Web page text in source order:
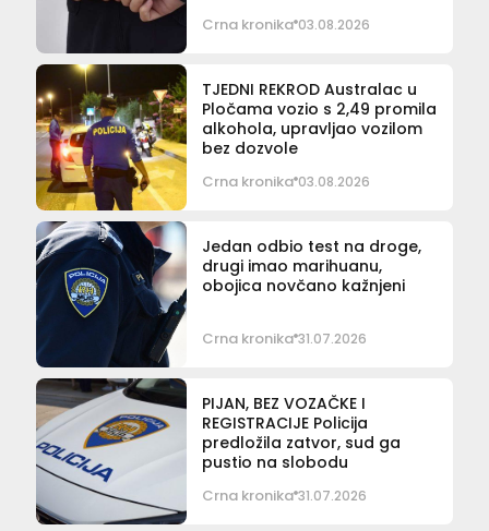
Crna kronika 03.08.2026
TJEDNI REKROD Australac u
Pločama vozio s 2,49 promila
alkohola, upravljao vozilom
bez dozvole
Crna kronika 03.08.2026
Jedan odbio test na droge,
drugi imao marihuanu,
obojica novčano kažnjeni
Crna kronika 31.07.2026
PIJAN, BEZ VOZAČKE I
REGISTRACIJE Policija
predložila zatvor, sud ga
pustio na slobodu
Crna kronika 31.07.2026